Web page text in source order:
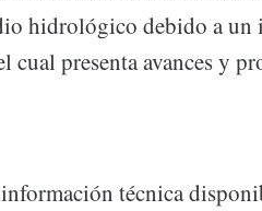
hidrológico debido a un
presenta avances y
técnica